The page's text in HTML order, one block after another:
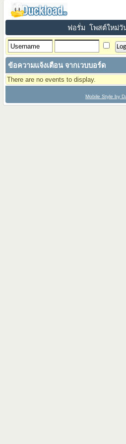
ฟอรั่ม โพสต์ใหม่วั
ข้อความแจ้งเตือน จากเวบบอร์ด
There are no events to display.
Mobile Style by